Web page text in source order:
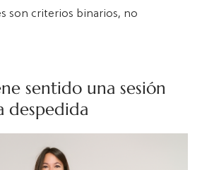
son criterios binarios, no
sentido una sesión
despedida